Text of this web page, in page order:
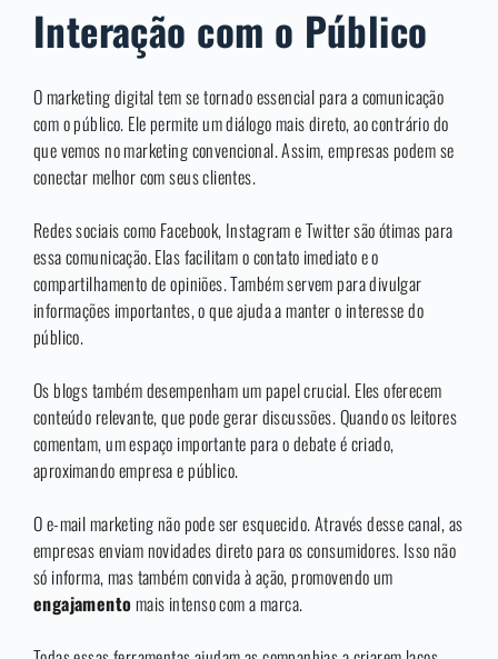
Interação com o Público
O marketing digital tem se tornado essencial para a comunicação
com o público. Ele permite um diálogo mais direto, ao contrário do
que vemos no marketing convencional. Assim, empresas podem se
conectar melhor com seus clientes.
Redes sociais como Facebook, Instagram e Twitter são ótimas para
essa comunicação. Elas facilitam o contato imediato e o
compartilhamento de opiniões. Também servem para divulgar
informações importantes, o que ajuda a manter o interesse do
público.
Os blogs também desempenham um papel crucial. Eles oferecem
conteúdo relevante, que pode gerar discussões. Quando os leitores
comentam, um espaço importante para o debate é criado,
aproximando empresa e público.
O e-mail marketing não pode ser esquecido. Através desse canal, as
empresas enviam novidades direto para os consumidores. Isso não
só informa, mas também convida à ação, promovendo um
engajamentomais intenso com a marca.